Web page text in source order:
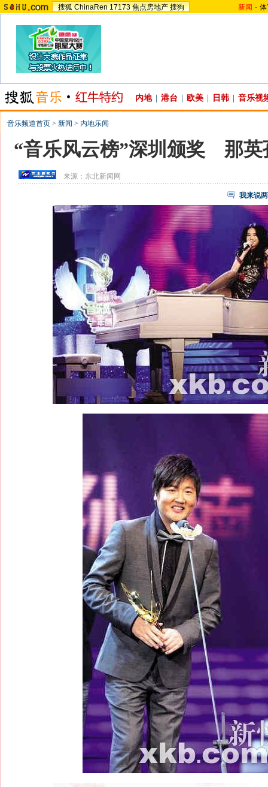
搜狐 ChinaRen 17173 焦点房地产 搜狗 新闻 -
内地 港台 欧美 日韩 音乐视
音乐频道首页 > 新闻 > 内地乐闻
“音乐风云榜”深圳颁奖 那英
来源： 东北新闻网
我来说